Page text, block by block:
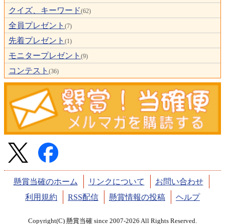
クイズ、キーワード(62)
全員プレゼント (7)
先着プレゼント (1)
モニタープレゼント (9)
コンテスト (36)
懸賞当確のホーム リンクについて
お問い合わせ
利用規約
RSS配信 懸賞情報の投稿 ヘルプ
Copyright(C) 懸賞当確 since 2007-2026 All Rights Reserved.